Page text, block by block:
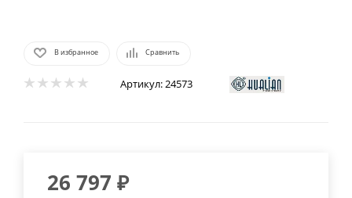
В избранное Сравнить
Артикул:24573
26 797 ₽